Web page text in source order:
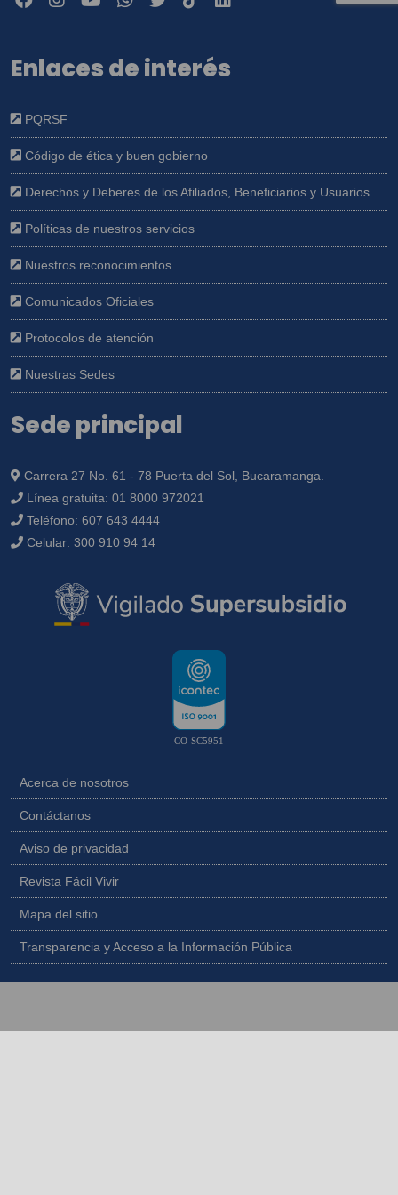
Enlaces de interés
PQRSF
Código de ética y buen gobierno
Derechos y Deberes de los Afiliados, Beneficiarios y Usuarios
Políticas de nuestros servicios
Nuestros reconocimientos
Comunicados Oficiales
Protocolos de atención
Nuestras Sedes
Sede principal
Carrera 27 No. 61 - 78 Puerta del Sol, Bucaramanga.
Línea gratuita: 01 8000 972021
Teléfono: 607 643 4444
Celular: 300 910 94 14
CO-SC5951
Acerca de nosotros
Contáctanos
Aviso de privacidad
Revista Fácil Vivir
Mapa del sitio
Transparencia y Acceso a la Información Pública